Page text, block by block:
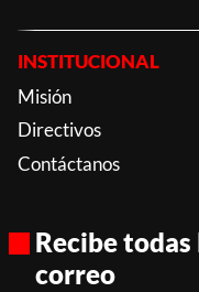
INSTITUCIONAL
Misión
Directivos
Contáctanos
Recibe
correo